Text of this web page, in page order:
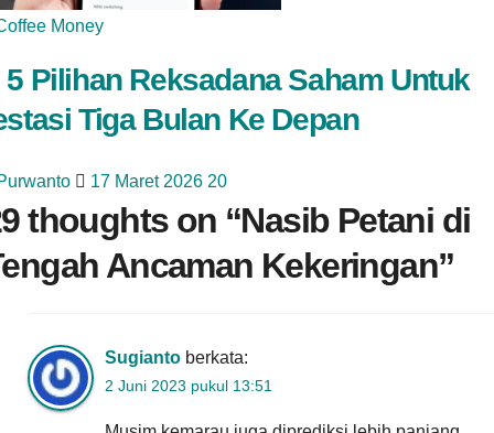
Money
5 Pilihan Reksadana Saham Untuk
Tiga Bulan Ke Depan
17 Maret 2026 20
thoughts on “Nasib Petani di
Ancaman Kekeringan”
Sugianto berkata:
2 Juni 2023 pukul 13:51